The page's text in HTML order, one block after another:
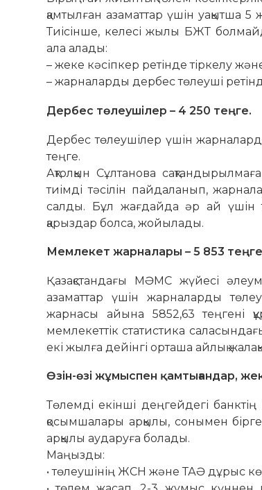
қамтылған азаматтар үшін уақытша 5
Тиісінше, келесі жылы БЖТ
ала алады:
– жеке кәсіпкер ретінде тіркелу
– жарналарды дербес төлеуші
Дербес төлеушілер – 4 250 теңге.
Дербес төлеушілер үшін
теңге.
Ақтолқын Сұлтанова
тиімді тәсілін пайдаланып,
салды. Бұл жағдайда әр ай үшін
қарыздар болса, жойылады.
Мемлекет жарналары – 5 853 теңге
Қазақстандағы МӘМС жүйесі
азаматтар үшін жарналарды
жарнасы айына 5852,63 теңгені
мемлекеттік статистика
екі жылға дейінгі орташа айлық
Өзін-өзі жұмыспен қамтығандар,
Төлемді екінші деңгейдегі
қосымшалары арқылы, сонымен
арқылы аударуға болады.
Маңызды:
• төлеушінің ЖСН және ТАӘ дұрыс